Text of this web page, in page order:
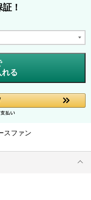
！
れる
スファン